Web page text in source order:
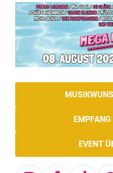
EVENT